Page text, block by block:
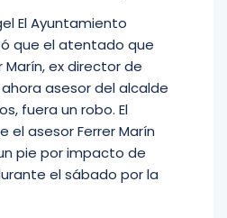
El Ayuntamiento
que el atentado que
Marín, ex director de
asesor del alcalde
fuera un robo. El
el asesor Ferrer Marín
pie por impacto de
el sábado por la